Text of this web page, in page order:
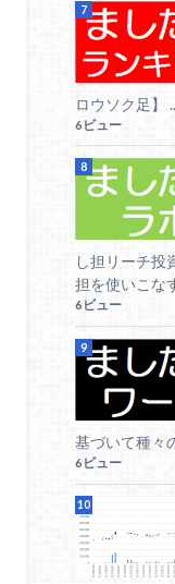
ロウソク足】
6ビュー
し担リーチ
担を使いこな
6ビュー
基づいて種々
6ビュー